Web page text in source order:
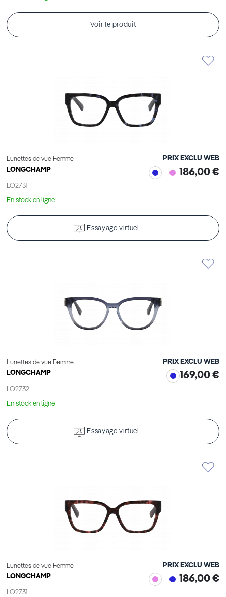
Voir le produit
Lunettes de vue Femme
LONGCHAMP
LO2731
PRIX EXCLU WEB
186,00 €
En stock en ligne
Essayage virtuel
Lunettes de vue Femme
LONGCHAMP
LO2732
PRIX EXCLU WEB
169,00 €
En stock en ligne
Essayage virtuel
Lunettes de vue Femme
LONGCHAMP
LO2731
PRIX EXCLU WEB
186,00 €